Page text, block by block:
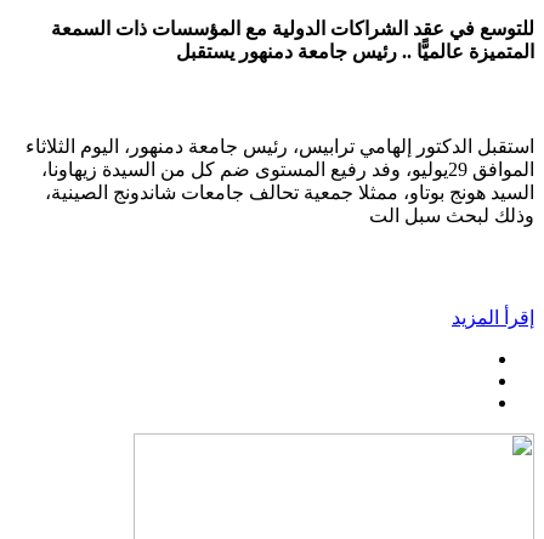
للتوسع في عقد الشراكات الدولية مع المؤسسات ذات السمعة
المتميزة عالميًّا .. رئيس جامعة دمنهور يستقبل
استقبل الدكتور إلهامي ترابيس، رئيس جامعة دمنهور، اليوم الثلاثاء
الموافق 29يوليو، وفد رفيع المستوى ضم كل من السيدة زيهاونا،
السيد هونج بوتاو، ممثلا جمعية تحالف جامعات شاندونج الصينية،
وذلك لبحث سبل الت
إقرأ المزيد